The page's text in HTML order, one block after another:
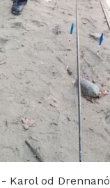
Karol od Drennanó